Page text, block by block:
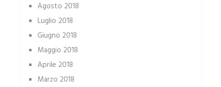
Agosto 2018
Luglio 2018
Giugno 2018
Maggio 2018
Aprile 2018
Marzo 2018